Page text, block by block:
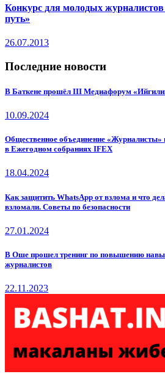
Конкурс для молодых
путь»
26.07.2013
Последние новости
В Баткене прошёл III Медиафорум
10.09.2024
Общественное объединение
в Ежегодном собраниях IFEX
18.04.2024
Как защитить WhatsApp от взлома и что
взломали. Советы по безопасности
27.01.2024
В Оше прошел тренинг по повышению
журналистов
22.11.2023